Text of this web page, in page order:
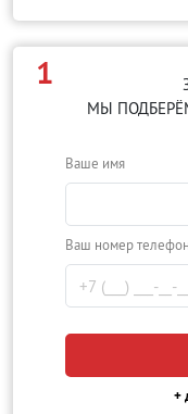
1
МЫ
Ваше имя
Ваш номер
+